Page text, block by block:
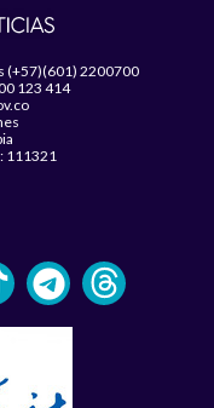
(+57)(601) 2200700
123 414
111321